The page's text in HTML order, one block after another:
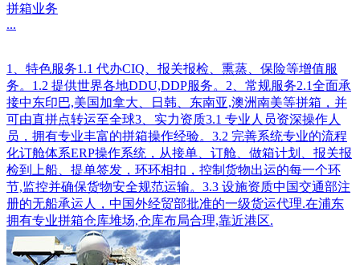
拼箱业务
...
1、特色服务1.1 代办CIQ、报关报检、熏蒸、保险等增值服
务。1.2 提供世界各地DDU,DDP服务。2、常规服务2.1全面承
接中东印巴,美国加拿大、日韩、东南亚,澳洲南美等拼箱，并
可由直拼点转运至全球3、实力资质3.1 专业人员资深操作人
员，拥有专业丰富的拼箱操作经验。3.2 完善系统专业的流程
化订舱体系ERP操作系统，从接单、订舱、做箱计划、报关报
检到上船、提单签发，环环相扣，控制货物出运的每一个环
节,监控并确保货物安全规范运输。3.3 设施资质中国交通部注
册的无船承运人，中国外经贸部批准的一级货运代理.在浦东
拥有专业拼箱仓库堆场,仓库布局合理,靠近港区.